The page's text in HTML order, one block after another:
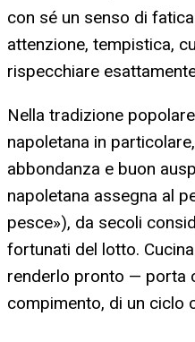
con sé un senso di
attenzione, tempistica,
rispecchiare
Nella tradizione
napoletana in
abbondanza e buon
napoletana assegna al
pesce»), da secoli
fortunati del lotto.
renderlo pronto — porta
compimento, di un ciclo